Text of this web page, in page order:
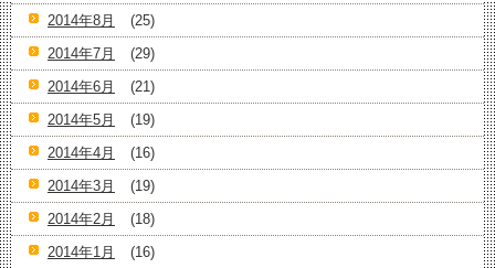
2014年8月
(25)
2014年7月
(29)
2014年6月
(21)
2014年5月
(19)
2014年4月
(16)
2014年3月
(19)
2014年2月
(18)
2014年1月
(16)